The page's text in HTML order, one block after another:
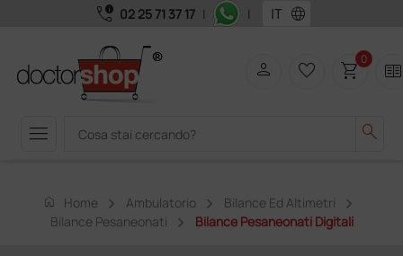
call_quality 02 25 71 37 17 | | language
menu search
person favorite_border shopping_cart0 two_pager
home Home Ambulatorio
Bilance Ed Altimetri
Bilance Pesaneonati
Bilance Pesaneonati Digitali